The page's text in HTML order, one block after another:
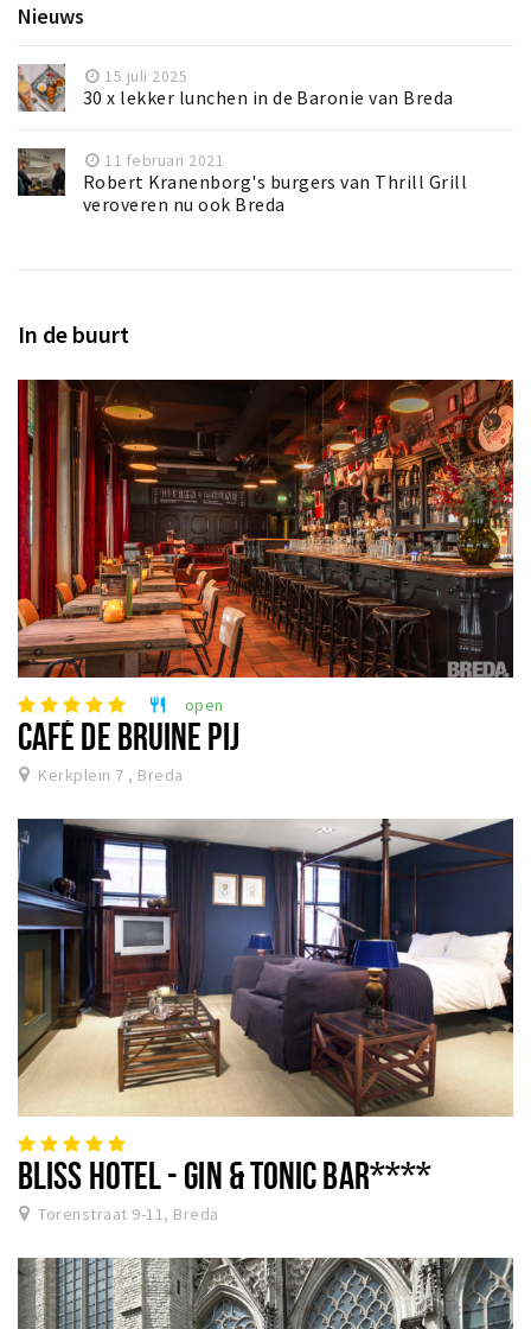
Nieuws
15 juli 2025
30 x lekker lunchen in de Baronie van Breda
11 februari 2021
Robert Kranenborg's burgers van Thrill Grill
veroveren nu ook Breda
In de buurt
restaurant open
CAFÉ DE BRUINE PIJ
Kerkplein 7 , Breda
BLISS HOTEL - GIN & TONIC BAR****
Torenstraat 9-11, Breda